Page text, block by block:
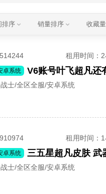
排序 销量排序 收藏
租用时间 ：
卓系统 V6账号叶飞超凡还
士/全区全服/安卓系统
租用时间 ：
卓系统 三五星超凡皮肤 武
士/全区全服/安卓系统